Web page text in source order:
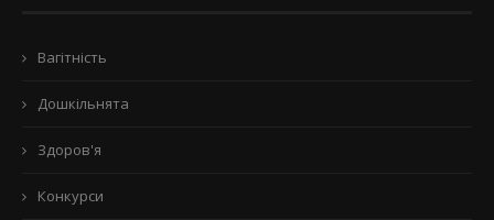
Вагітність
Дошкільнята
Здоров'я
Конкурси